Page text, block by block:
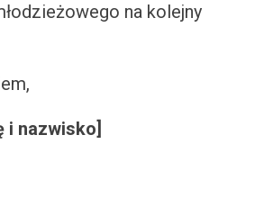
na kolejny
i nazwisko]